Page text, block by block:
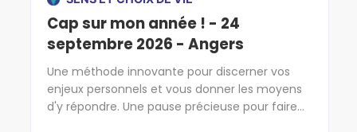
Cap sur mon année ! - 24
septembre 2026 - Angers
Une méthode innovante pour discerner vos
enjeux personnels et vous donner les moyens
d'y répondre. Une pause précieuse pour faire